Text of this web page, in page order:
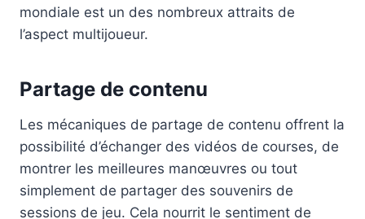
mondiale est un des nombreux attraits de
l’aspect multijoueur.
Partage de contenu
Les mécaniques de partage de contenu offrent la
possibilité d’échanger des vidéos de courses, de
montrer les meilleures manœuvres ou tout
simplement de partager des souvenirs de
sessions de jeu. Cela nourrit le sentiment de